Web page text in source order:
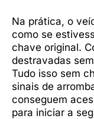
Na prática, o
como se
chave original.
destravadas
Tudo isso sem
sinais de
conseguem
para iniciar a